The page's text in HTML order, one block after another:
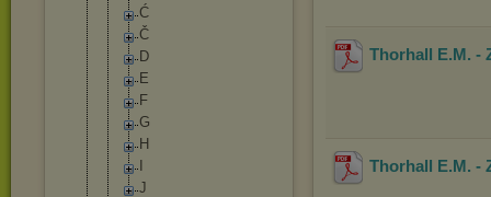
Ć
Č
D
E
F
G
H
J
Thorhall E.M. -
Thorhall E.M. -